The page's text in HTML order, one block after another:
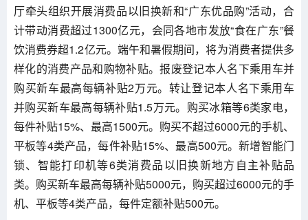
厅牵头组织开展消费品以旧换新和“广东优品购”活动，合
计带动消费超过1300亿元，会同各地市发放“食在广东”餐
饮消费券超1.2亿元。端午和暑假期间，将为消费者提供多
样化的消费产品和购物补贴。报废登记本人名下乘用车并
购买新车最高每辆补贴2万元。转让登记本人名下乘用车
并购买新车最高每辆补贴1.5万元。购买冰箱等6类家电，
每件补贴15%、最高1500元。购买不超过6000元的手机、
平板等4类产品，每件补贴15%、最高500元。新增智能门
锁、智能打印机等6类消费品以旧换新地方自主补贴品
类。购买新车最高每辆补贴5000元，购买超过6000元的手
机、平板等4类产品，每件定额补贴500元。